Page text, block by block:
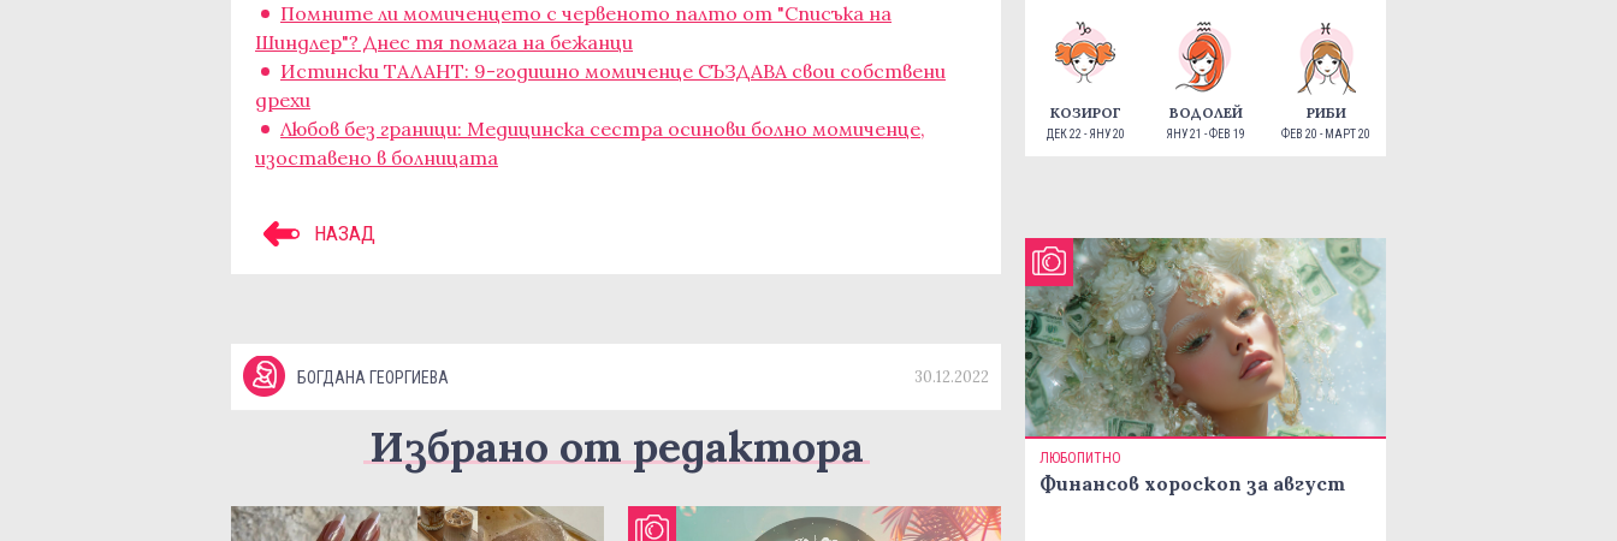
Помните ли момиченцето с червеното палто от "Списъка на
Шиндлер"? Днес тя помага на бежанци
Истински ТАЛАНТ: 9-годишно момиченце СЪЗДАВА свои собствени
дрехи
Любов без граници: Медицинска сестра осинови болно момиченце,
изоставено в болницата
НАЗАД
БОГДАНА ГЕОРГИЕВА 30.12.2022
Избрано от редактора
КОЗИРОГ
ДЕК 22 - ЯНУ 20
ВОДОЛЕЙ
ЯНУ 21 - ФЕВ 19
РИБИ
ФЕВ 20 - МАРТ 20
ЛЮБОПИТНО
Финансов хороскоп за август